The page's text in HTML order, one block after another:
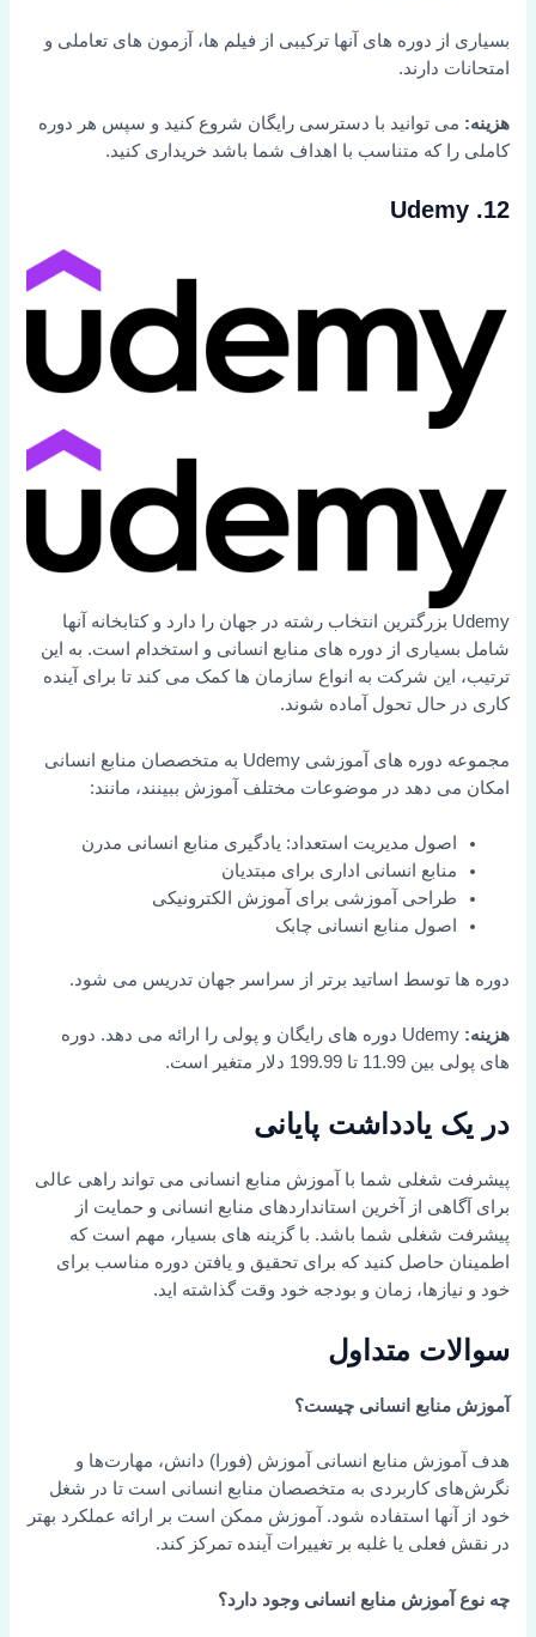
بسیاری از دوره های آنها ترکیبی از فیلم ها، آزمون های تعاملی و
امتحانات دارند.
هزینه: می توانید با دسترسی رایگان شروع کنید و سپس هر دوره
کاملی را که متناسب با اهداف شما باشد خریداری کنید.
12. Udemy
Udemy بزرگترین انتخاب رشته در جهان را دارد و کتابخانه آنها
شامل بسیاری از دوره های منابع انسانی و استخدام است. به این
ترتیب، این شرکت به انواع سازمان ها کمک می کند تا برای آینده
کاری در حال تحول آماده شوند.
مجموعه دوره های آموزشی Udemy به متخصصان منابع انسانی
امکان می دهد در موضوعات مختلف آموزش ببینند، مانند:
اصول مدیریت استعداد: یادگیری منابع انسانی مدرن
منابع انسانی اداری برای مبتدیان
طراحی آموزشی برای آموزش الکترونیکی
اصول منابع انسانی چابک
دوره ها توسط اساتید برتر از سراسر جهان تدریس می شود.
هزینه:
Udemy دوره های رایگان و پولی را ارائه می دهد. دوره
های پولی بین 11.99 تا 199.99 دلار متغیر است.
در یک یادداشت پایانی
پیشرفت شغلی شما با آموزش منابع انسانی می تواند راهی عالی
برای آگاهی از آخرین استانداردهای منابع انسانی و حمایت از
پیشرفت شغلی شما باشد. با گزینه های بسیار، مهم است که
اطمینان حاصل کنید که برای تحقیق و یافتن دوره مناسب برای
خود و نیازها، زمان و بودجه خود وقت گذاشته اید.
سوالات متداول
آموزش منابع انسانی چیست؟
هدف آموزش منابع انسانی آموزش (فورا) دانش، مهارت‌ها و
نگرش‌های کاربردی به متخصصان منابع انسانی است تا در شغل
خود از آنها استفاده شود. آموزش ممکن است بر ارائه عملکرد بهتر
در نقش فعلی یا غلبه بر تغییرات آینده تمرکز کند.
چه نوع آموزش منابع انسانی وجود دارد؟